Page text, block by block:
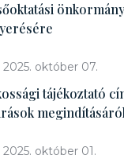
2025. október 07.
tájékoztató
megindításáról
2025. október 01.